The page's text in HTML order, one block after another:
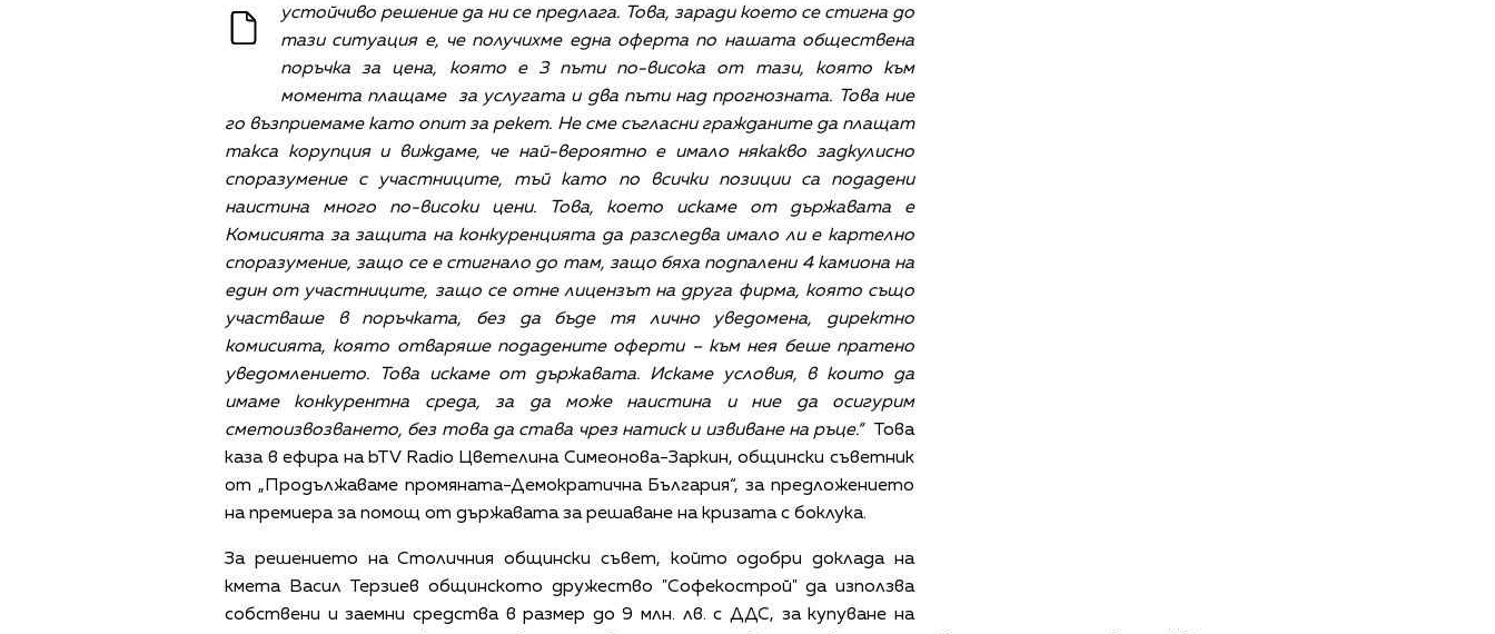
устойчиво решение да ни се предлага. Това, заради което се стигна до
тази ситуация е, че получихме една оферта по нашата обществена
поръчка за цена, която е 3 пъти по-висока от тази, която към
момента плащаме за услугата и два пъти над прогнозната. Това ние
го възприемаме като опит за рекет. Не сме съгласни гражданите да плащат
такса корупция и виждаме, че най-вероятно е имало някакво задкулисно
споразумение с участниците, тъй като по всички позиции са подадени
наистина много по-високи цени. Това, което искаме от държавата е
Комисията за защита на конкуренцията да разследва имало ли е картелно
споразумение, защо се е стигнало до там, защо бяха подпалени 4 камиона на
един от участниците, защо се отне лицензът на друга фирма, която също
участваше в поръчката, без да бъде тя лично уведомена, директно
комисията, която отваряше подадените оферти – към нея беше пратено
уведомлението. Това искаме от държавата. Искаме условия, в които да
имаме конкурентна среда, за да може наистина и ние да осигурим
сметоизвозването, без това да става чрез натиск и извиване на ръце.“Това
каза в ефира на bTV Radio Цветелина Симеонова-Заркин, общински съветник
от „Продължаваме промяната-Демократична България“, за предложението
на премиера за помощ от държавата за решаване на кризата с боклука.
За решението на Столичния общински съвет, който одобри доклада на
кмета Васил Терзиев общинското дружество "Софекострой" да използва
собствени и заемни средства в размер до 9 млн. лв. с ДДС, за купуване на